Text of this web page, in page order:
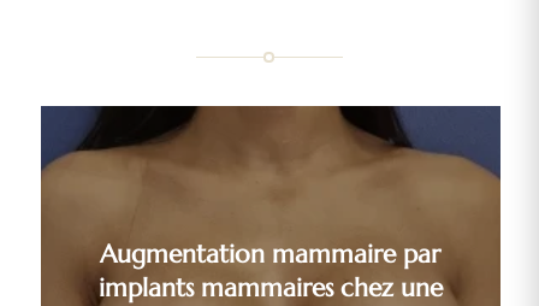
Augmentation mammaire par
implants mammaires chez une